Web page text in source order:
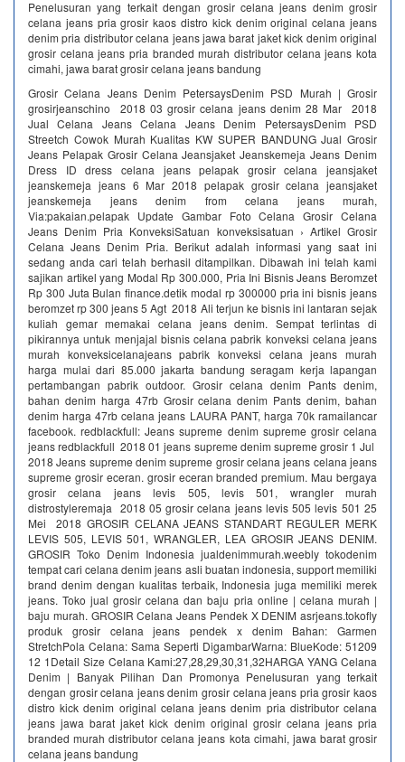
Penelusuran yang terkait dengan grosir celana jeans denim grosir
celana jeans pria grosir kaos distro kick denim original celana jeans
denim pria distributor celana jeans jawa barat jaket kick denim original
grosir celana jeans pria branded murah distributor celana jeans kota
cimahi, jawa barat grosir celana jeans bandung
Grosir Celana Jeans Denim PetersaysDenim PSD Murah | Grosir
grosirjeanschino 2018 03 grosir celana jeans denim 28 Mar 2018
Jual Celana Jeans Celana Jeans Denim PetersaysDenim PSD
Streetch Cowok Murah Kualitas KW SUPER BANDUNG Jual Grosir
Jeans Pelapak Grosir Celana Jeansjaket Jeanskemeja Jeans Denim
Dress ID dress celana jeans pelapak grosir celana jeansjaket
jeanskemeja jeans 6 Mar 2018 pelapak grosir celana jeansjaket
jeanskemeja jeans denim from celana jeans murah,
Via:pakaian.pelapak Update Gambar Foto Celana Grosir Celana
Jeans Denim Pria KonveksiSatuan konveksisatuan › Artikel Grosir
Celana Jeans Denim Pria. Berikut adalah informasi yang saat ini
sedang anda cari telah berhasil ditampilkan. Dibawah ini telah kami
sajikan artikel yang Modal Rp 300.000, Pria Ini Bisnis Jeans Beromzet
Rp 300 Juta Bulan finance.detik modal rp 300000 pria ini bisnis jeans
beromzet rp 300 jeans 5 Agt 2018 Ali terjun ke bisnis ini lantaran sejak
kuliah gemar memakai celana jeans denim. Sempat terlintas di
pikirannya untuk menjajal bisnis celana pabrik konveksi celana jeans
murah konveksicelanajeans pabrik konveksi celana jeans murah
harga mulai dari 85.000 jakarta bandung seragam kerja lapangan
pertambangan pabrik outdoor. Grosir celana denim Pants denim,
bahan denim harga 47rb Grosir celana denim Pants denim, bahan
denim harga 47rb celana jeans LAURA PANT, harga 70k ramailancar
facebook. redblackfull: Jeans supreme denim supreme grosir celana
jeans redblackfull 2018 01 jeans supreme denim supreme grosir 1 Jul
2018 Jeans supreme denim supreme grosir celana jeans celana jeans
supreme grosir eceran. grosir eceran branded premium. Mau bergaya
grosir celana jeans levis 505, levis 501, wrangler murah
distrostyleremaja 2018 05 grosir celana jeans levis 505 levis 501 25
Mei 2018 GROSIR CELANA JEANS STANDART REGULER MERK
LEVIS 505, LEVIS 501, WRANGLER, LEA GROSIR JEANS DENIM.
GROSIR Toko Denim Indonesia jualdenimmurah.weebly tokodenim
tempat cari celana denim jeans asli buatan indonesia, support memiliki
brand denim dengan kualitas terbaik, Indonesia juga memiliki merek
jeans. Toko jual grosir celana dan baju pria online | celana murah |
baju murah. GROSIR Celana Jeans Pendek X DENIM asrjeans.tokofly
produk grosir celana jeans pendek x denim Bahan: Garmen
StretchPola Celana: Sama Seperti DigambarWarna: BlueKode: 51209
12 1Detail Size Celana Kami:27,28,29,30,31,32HARGA YANG Celana
Denim | Banyak Pilihan Dan Promonya‎ Penelusuran yang terkait
dengan grosir celana jeans denim grosir celana jeans pria grosir kaos
distro kick denim original celana jeans denim pria distributor celana
jeans jawa barat jaket kick denim original grosir celana jeans pria
branded murah distributor celana jeans kota cimahi, jawa barat grosir
celana jeans bandung